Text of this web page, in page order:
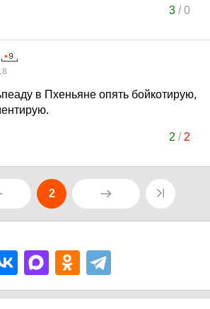
3/0
в Пхеньяне опять бойкотирую,
2 / 2
2